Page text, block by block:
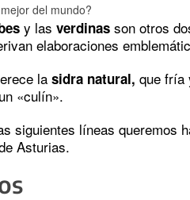
del mundo?
y las verdinas son otros
elaboraciones
la sidra natural, que fría
«culín».
siguientes líneas queremos
Asturias.